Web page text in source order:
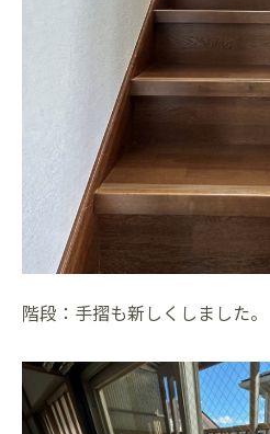
階段：手摺も新しくしました。